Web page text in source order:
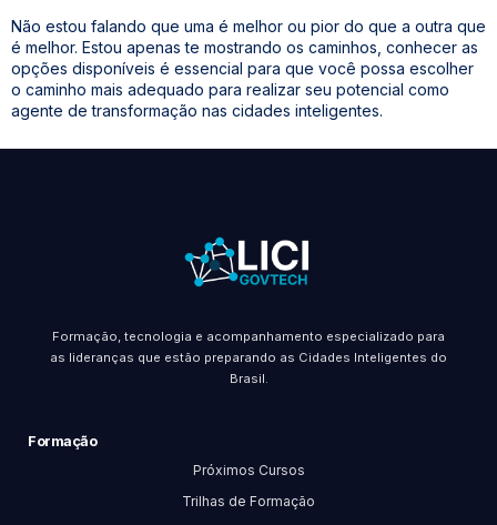
Não estou falando que uma é melhor ou pior do que a outra que
é melhor. Estou apenas te mostrando os caminhos, conhecer as
opções disponíveis é essencial para que você possa escolher
o caminho mais adequado para realizar seu potencial como
agente de transformação nas cidades inteligentes.
Formação, tecnologia e acompanhamento especializado para
as lideranças que estão preparando as Cidades Inteligentes do
Brasil.
Formação
Próximos Cursos
Trilhas de Formação